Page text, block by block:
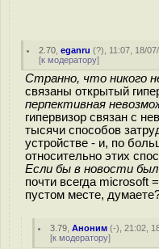
2.70 ,eganru (?), 11:07, 18/
[к модератору]
Странно, что никого
связаны открытый
перпективная
гипервизор связан с
тысячи способов
устройстве - и, по
относительно этих
Если бы в новости
почти всегда microsoft
пустом месте,
3.79 ,Аноним (-), 21:02,
[к модератору]